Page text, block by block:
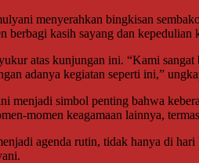
menyerahkan bingkisan
berbagi kasih sayang dan kepedulian
atas kunjungan ini. “Kami
adanya kegiatan seperti ini,”
menjadi simbol penting bahwa
momen keagamaan lainnya,
agenda rutin, tidak hanya di